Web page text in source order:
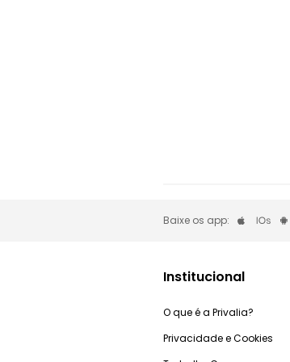
Baixe os app:
Institucional
O que é a Privalia?
Privacidade e Cookies